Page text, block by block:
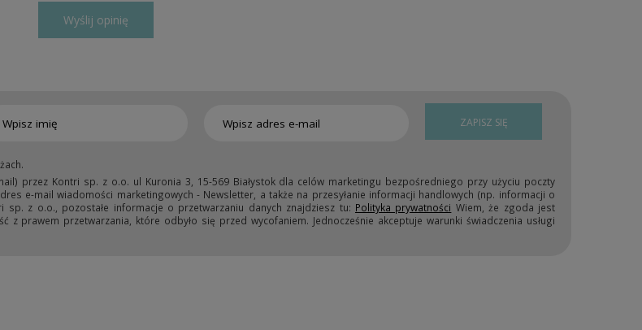
Wyślij opinię
ZAPISZ SIĘ
przez Kontri sp. z o.o. ul Kuronia 3, 15-569 Białystok dla celów marketingu bezpośredniego przy użyciu poczty
e-mail wiadomości marketingowych - Newsletter, a także na przesyłanie informacji handlowych (np. informacji o
z o.o., pozostałe informacje o przetwarzaniu danych znajdziesz tu: Polityka prywatności Wiem, że zgoda jest
prawem przetwarzania, które odbyło się przed wycofaniem. Jednocześnie akceptuje warunki świadczenia usługi